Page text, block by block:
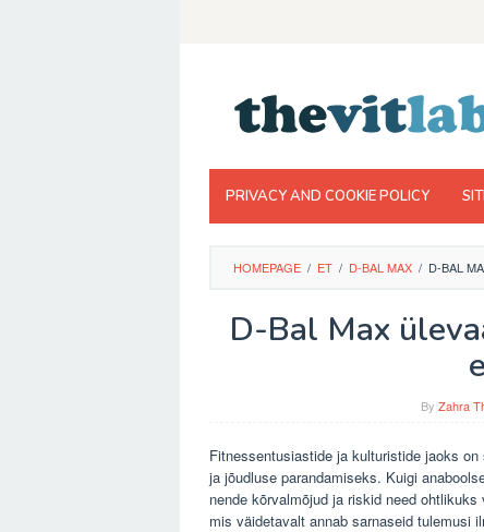
PRIVACY AND COOKIE POLICY
HOMEPAGE / ET / D-BAL MAX / D-BAL
D-Bal Max
By Zahra
Fitnessentusiastide ja kulturistide jaoks
ja jõudluse parandamiseks. Kuigi
nende kõrvalmõjud ja riskid need
mis väidetavalt annab sarnaseid tulemusi